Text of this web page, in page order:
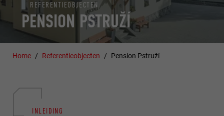
PENSION PSTRUŽÍ
REFERENTIEOBJECTEN
Home Referentieobjecten Pension Pstruží
INLEIDING